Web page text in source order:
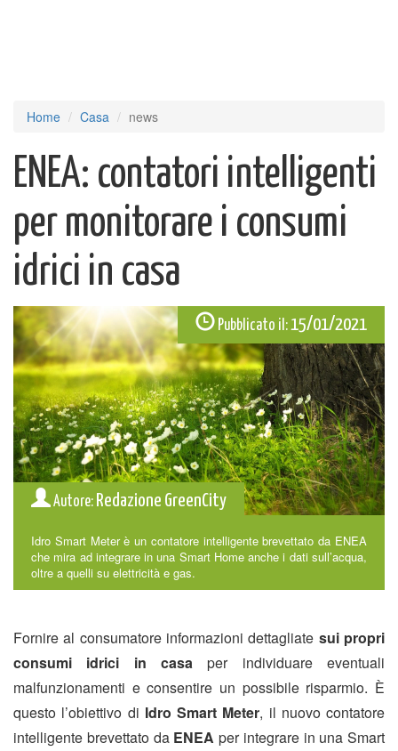
Home Casa news
ENEA: contatori intelligenti
per monitorare i consumi
idrici in casa
Pubblicato il:15/01/2021
Autore: Redazione GreenCity
Idro Smart Meter è un contatore intelligente brevettato da ENEA
che mira ad integrare in una Smart Home anche i dati sull’acqua,
oltre a quelli su elettricità e gas.
Fornire al consumatore informazioni dettagliate sui propri
consumi idrici in casa per individuare eventuali
malfunzionamenti e consentire un possibile risparmio. È
questo l’obiettivo di Idro Smart Meter, il nuovo contatore
intelligente brevettato da ENEA per integrare in una Smart